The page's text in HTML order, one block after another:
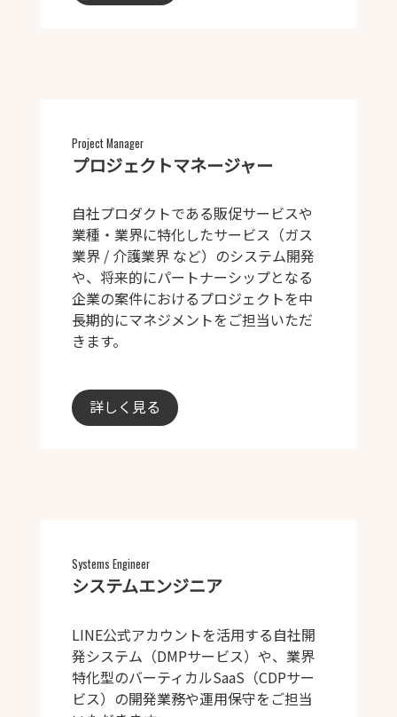
Project Manager
プロジェクトマネージャー
自社プロダクトである販促サービスや
業種・業界に特化したサービス（ガス
業界 / 介護業界 など）のシステム開発
や、将来的にパートナーシップとなる
企業の案件におけるプロジェクトを中
長期的にマネジメントをご担当いただ
きます。
詳しく見る
Systems Engineer
システムエンジニア
LINE公式アカウントを活用する自社開
発システム（DMPサービス）や、業界
特化型のバーティカルSaaS（CDPサー
ビス）の開発業務や運用保守をご担当